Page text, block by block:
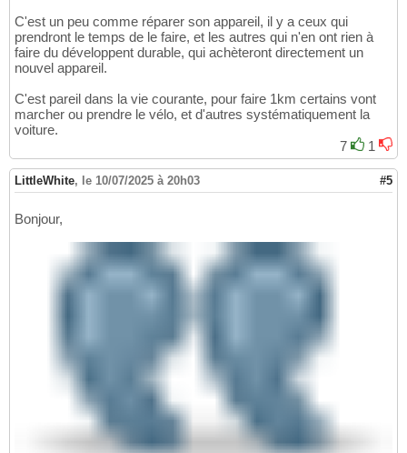
C'est un peu comme réparer son appareil, il y a ceux qui
prendront le temps de le faire, et les autres qui n'en ont rien à
faire du développent durable, qui achèteront directement un
nouvel appareil.
C'est pareil dans la vie courante, pour faire 1km certains vont
marcher ou prendre le vélo, et d'autres systématiquement la
voiture.
7
1
LittleWhite, le 10/07/2025 à 20h03 #5
Bonjour,